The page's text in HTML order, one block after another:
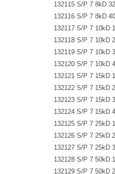
132115 S/P 7 8kD
132116 S/P 7 8kD
132117 S/P 7 10kD
132118 S/P 7 10kD
132119 S/P 7 10kD
132120 S/P 7 10kD
132121 S/P 7 15kD
132122 S/P 7 15kD
132123 S/P 7 15kD
132124 S/P 7 15kD
132125 S/P 7 25kD
132126 S/P 7 25kD
132127 S/P 7 25kD
132128 S/P 7 50kD
132129 S/P 7 50kD